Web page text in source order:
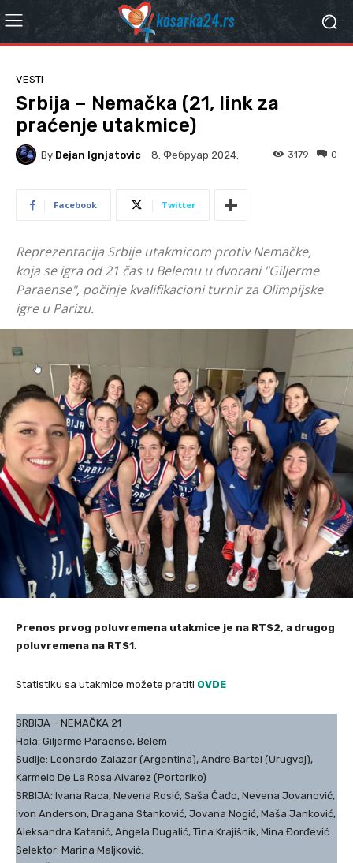
VESTI
Srbija – Nemačka (21, link za
praćenje utakmice)
By Dejan Ignjatovic 8. Фебруар 2024. 0
3179
Facebook Twitter
Reprezentacija Srbije utakmicom protiv Nemačke,
koja se igra od 21 čas u Belemu u dvorani "Giljerme
Paraense", počinje kvalifikacioni turnir za Olimpijske
igre u Parizu.
Prenos prvog poluvremena utakmice je na RTS2, a drugog
poluvremena na RTS1.
Statistiku sa utakmice možete pratiti OVDE
SRBIJA – NEMAČKA 21
Hala: Giljerme Paraense, Belem
Sudije: Leonardo Zalazar (Argentina), Andre Bartel (Urugvaj),
Karmelo De La Rosa Alvarez (Portoriko)
SRBIJA: Ivana Raca, Nevena Rosić, Saša Čađo, Nevena Jovanović,
Ivon Anderson, Dragana Stanković, Jovana Nogić, Maša Janković,
Aleksandra Katanić, Angela Dugalić, Tina Krajišnik, Mina Đorđević.
Selektor: Marina Maljković.